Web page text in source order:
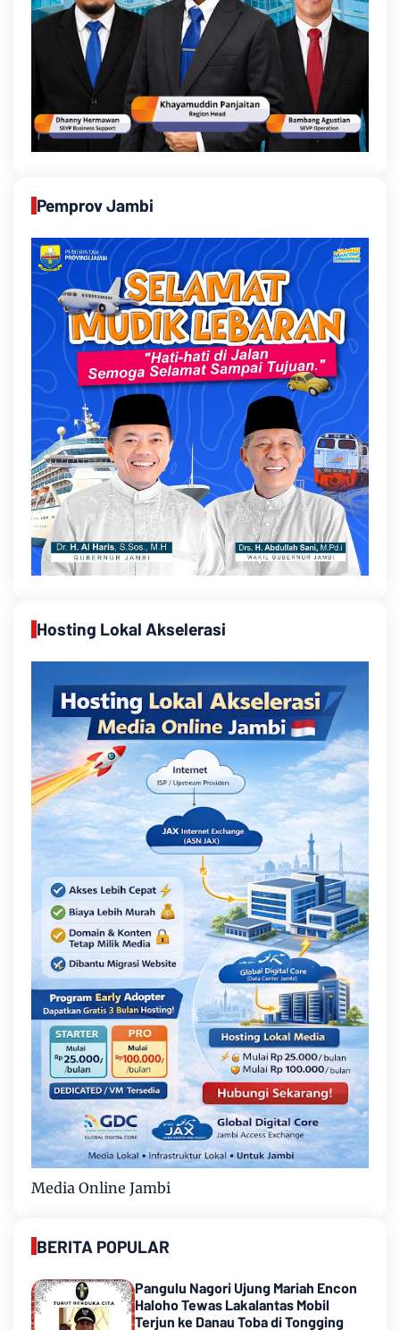
Pemprov Jambi
Hosting Lokal Akselerasi
Media Online Jambi
BERITA POPULAR
Pangulu Nagori Ujung Mariah Encon
Haloho Tewas Lakalantas Mobil
Terjun ke Danau Toba di Tongging